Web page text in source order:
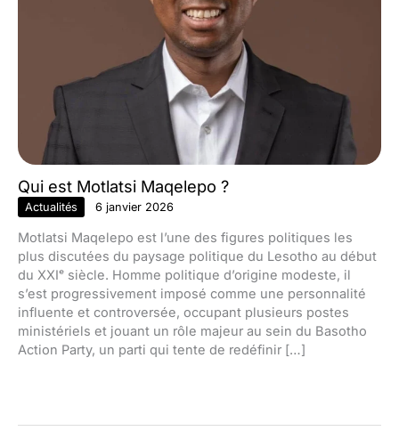
Qui est Motlatsi Maqelepo ?
Actualités 6 janvier 2026
Motlatsi Maqelepo est l’une des figures politiques les
plus discutées du paysage politique du Lesotho au début
du XXIᵉ siècle. Homme politique d’origine modeste, il
s’est progressivement imposé comme une personnalité
influente et controversée, occupant plusieurs postes
ministériels et jouant un rôle majeur au sein du Basotho
Action Party, un parti qui tente de redéfinir […]